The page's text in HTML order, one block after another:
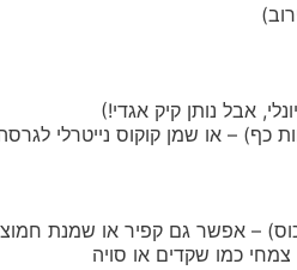
אבל נותן קיק אגדי!)